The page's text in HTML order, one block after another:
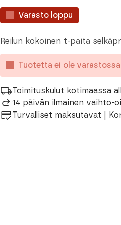
Varasto loppu
Reilun kokoinen t-paita
Tuotetta ei ole
Toimituskulut kotimaassa
14 päivän ilmainen vaihto-
Turvalliset maksutavat |